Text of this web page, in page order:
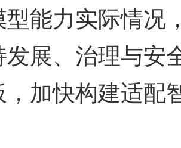
型能力实际情况
发展、治理与安
，加快构建适配